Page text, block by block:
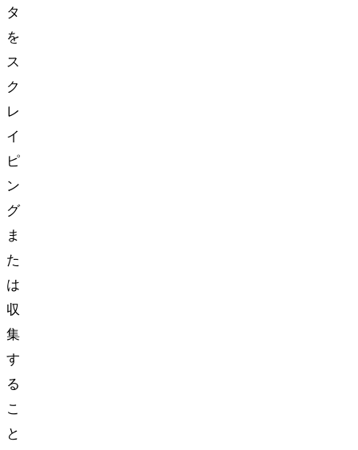
タ
を
ス
ク
レ
イ
ピ
ン
グ
ま
た
は
収
集
す
る
こ
と